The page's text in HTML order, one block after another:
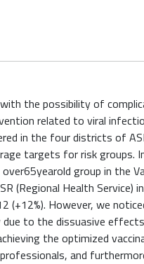
the possibility of
related to viral
in the four districts of
targets for risk groups.
group in the
(Regional Health
However, we
to the dissuasive
the optimized
and